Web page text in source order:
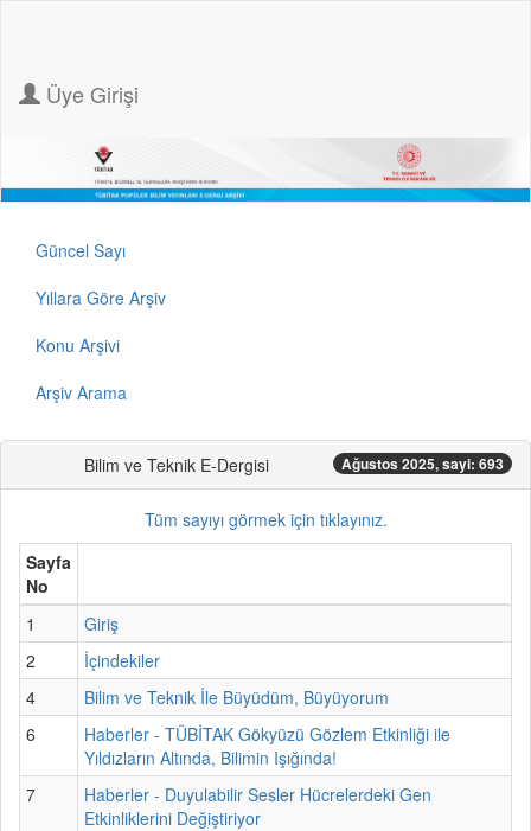
Üye Girişi
Güncel Sayı
Yıllara Göre Arşiv
Konu Arşivi
Arşiv Arama
Bilim ve Teknik E-Dergisi Ağustos 2025, sayi: 693
Tüm sayıyı görmek için tıklayınız.
Sayfa
No
1
Giriş
2
İçindekiler
4
Bilim ve Teknik İle Büyüdüm, Büyüyorum
6
Haberler - TÜBİTAK Gökyüzü Gözlem Etkinliği ile
Yıldızların Altında, Bilimin Işığında!
7
Haberler - Duyulabilir Sesler Hücrelerdeki Gen
Etkinliklerini Değiştiriyor